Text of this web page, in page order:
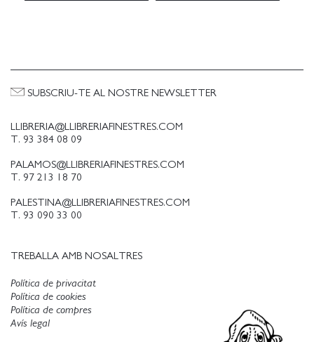
LLIBRERIA@LLIBRERIAFINESTRES.COM
T. 93 384 08 09
PALAMOS@LLIBRERIAFINESTRES.COM
T. 97 213 18 70
PALESTINA@LLIBRERIAFINESTRES.COM
T. 93 090 33 00
TREBALLA AMB NOSALTRES
SUBSCRIU-TE AL NOSTRE NEWSLETTER
Política de privacitat
Política de cookies
Avís legal
Política de compres